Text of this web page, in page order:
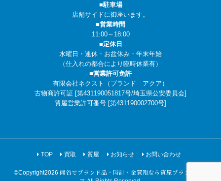
■駐車場
店舗サイドに御座います。
■営業時間
11:00～18:00
■定休日
水曜日・連休・お盆休み・年末年始
（仕入れの都合により臨時休業有）
■営業許可免許
有限会社ネクスト（ブランド アクア）
古物商許可証 [第431190051817号/埼玉県公安委員会]
質屋営業許可番号 [第431190002700号]
TOP 買取 質屋 お知らせ お問い合わせ
©Copyright2026 熊谷でブランド品・時計・金買取なら質屋ブランドアク